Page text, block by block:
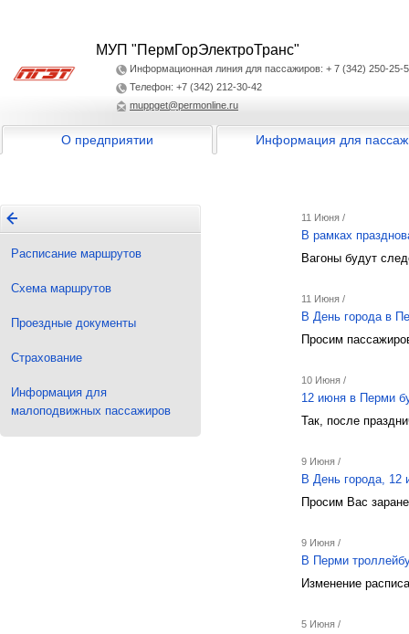
МУП "ПермГорЭлектроТранс"
Информационная линия для пассажиров: + 7 (342) 250-25-
Телефон: +7 (342) 212-30-42
muppget@permonline.ru
О предприятии Информация для
Расписание маршрутов
Схема маршрутов
Проездные документы
Страхование
Информация для
малоподвижных пассажиров
11 Июня /
В рамках
Вагоны будут
11 Июня /
В День города в
Просим
10 Июня /
12 июня в Перми
Так, после
9 Июня /
В День города, 12
Просим Вас
9 Июня /
В Перми
Изменение
5 Июня /